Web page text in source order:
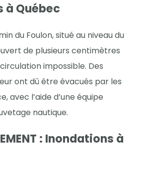
à Québec
du Foulon, situé au niveau du
de plusieurs centimètres
impossible. Des
ont dû être évacués par les
avec l’aide d’une équipe
nautique.
: Inondations à